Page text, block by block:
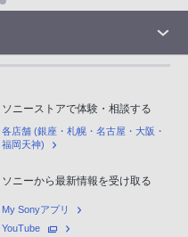
ソニーストアで体験・相談する
各店舗 (銀座・札幌・名古屋・大阪・
福岡天神)
ソニーから最新情報を受け取る
My Sonyアプリ
YouTube